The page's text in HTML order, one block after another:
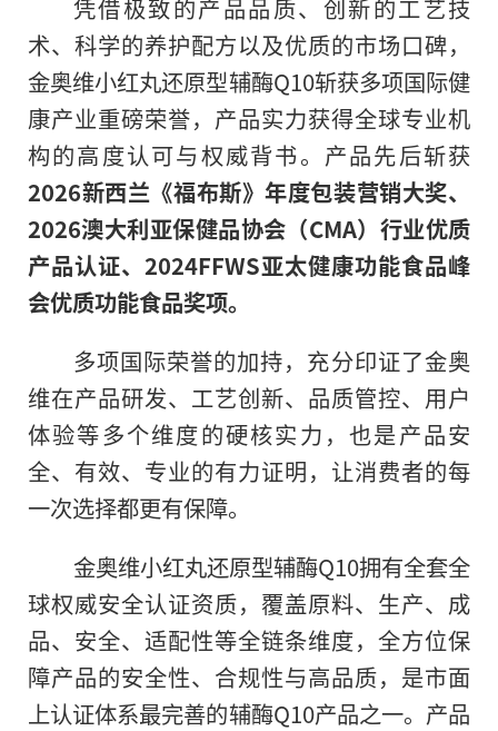
凭借极致的产品品质、创新的工艺技
术、科学的养护配方以及优质的市场口碑，
金奥维小红丸还原型辅酶Q10斩获多项国际健
康产业重磅荣誉，产品实力获得全球专业机
构的高度认可与权威背书。产品先后斩获
2026新西兰《福布斯》年度包装营销大奖、
2026澳大利亚保健品协会（CMA）行业优质
产品认证、2024FFWS亚太健康功能食品峰
会优质功能食品奖项。
多项国际荣誉的加持，充分印证了金奥
维在产品研发、工艺创新、品质管控、用户
体验等多个维度的硬核实力，也是产品安
全、有效、专业的有力证明，让消费者的每
一次选择都更有保障。
金奥维小红丸还原型辅酶Q10拥有全套全
球权威安全认证资质，覆盖原料、生产、成
品、安全、适配性等全链条维度，全方位保
障产品的安全性、合规性与高品质，是市面
上认证体系最完善的辅酶Q10产品之一。产品